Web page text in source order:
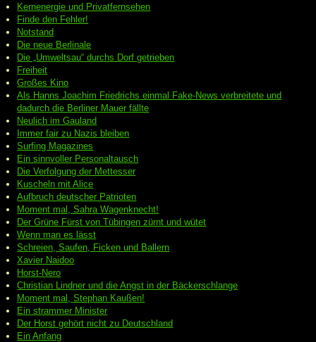
Kernenergie und Privatfernsehen
Finde den Fehler!
Notstand
Die neue Berlinale
Die „Umweltsau“ durchs Dorf getrieben
Freiheit
Großes Kino
Als Hanns Joachim Friedrichs einmal Fake-News verbreitete und
dadurch die Berliner Mauer fällte
Neulich im Gauland
Immer fair zu Nazis bleiben
Surfing Magazines
Ein sinnvoller Personaltausch
Die Verfolgung der Mettesser
Kuscheln mit Alice
Aufbruch deutscher Patrioten
Moment mal, Sahra Wagenknecht!
Der Grüne Fürst von Tübingen zürnt und wütet
Wenn man es lässt
Schreien, Saufen, Ficken und Ballern
Xavier Naidoo
Horst-Nero
Christian Lindner und die Angst in der Bäckerschlange
Moment mal, Stephan Kaußen!
Ein strammer Minister
Der Horst gehört nicht zu Deutschland
Ein Anfang